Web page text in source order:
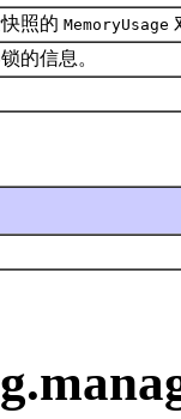
照的 MemoryUsage
的信息。